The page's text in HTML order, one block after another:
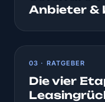
Anbieter &
03 · RATGEBER
Die vier